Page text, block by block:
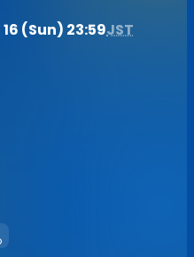
(Sun) 23:59JST